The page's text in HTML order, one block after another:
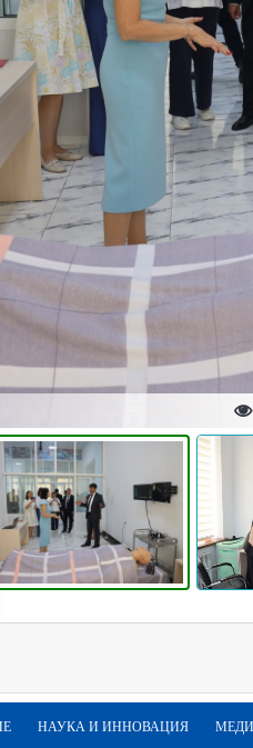
НАУКА И ИННОВАЦИЯ